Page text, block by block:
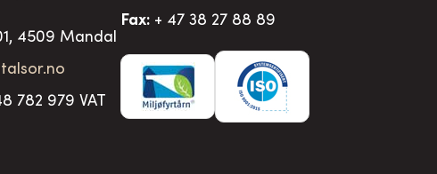
4509 Mandal
782 979 VAT
Fax: + 47 38 27 88 89